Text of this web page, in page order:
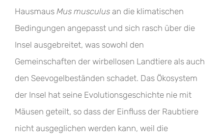
Hausmaus Mus musculus an die klimatischen
Bedingungen angepasst und sich rasch über die
Insel ausgebreitet, was sowohl den
Gemeinschaften der wirbellosen Landtiere als auch
den Seevogelbeständen schadet. Das Ökosystem
der Insel hat seine Evolutionsgeschichte nie mit
Mäusen geteilt, so dass der Einfluss der Raubtiere
nicht ausgeglichen werden kann, weil die